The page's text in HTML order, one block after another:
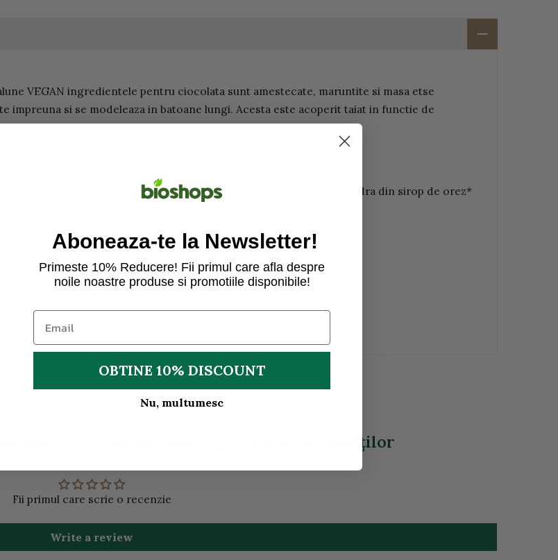
VEGAN ingredientele pentru ciocolata sunt amestecate, maruntite si masa etse
si se modeleaza in batoane lungi. Acesta este acoperit taiat in functie de
si ulterior impachetate.
zahar*, alune de padure* 28%, unt de cacao*, masa de cacao*, pudra din sirop de orez*
lecitina de floarea-soarelui*. *provin din agricultura ecologica.
si crema de alune, 22g - Părerile clienţilor
Fii primul care scrie o recenzie
Write a review
Aboneaza-te la Newsletter!
Primeste 10% Reducere! Fii primul care afla despre
noile noastre produse si promotiile disponibile!
OBTINE 10% DISCOUNT
Nu, multumesc